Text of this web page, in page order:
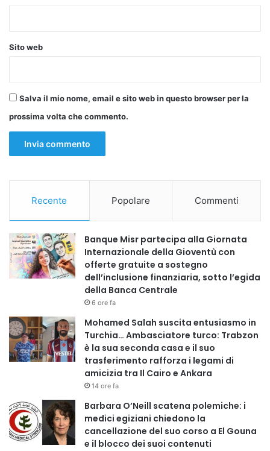
Copy URL
Sito web
Salva il mio nome, email e sito web in questo browser per la
prossima volta che commento.
Recente Popolare Commenti
Banque Misr partecipa alla Giornata
Internazionale della Gioventù con
offerte gratuite a sostegno
dell’inclusione finanziaria, sotto l’egida
della Banca Centrale
6 ore fa
Mohamed Salah suscita entusiasmo in
Turchia… Ambasciatore turco: Trabzon
è la sua seconda casa e il suo
trasferimento rafforza i legami di
amicizia tra Il Cairo e Ankara
14 ore fa
Barbara O’Neill scatena polemiche: i
medici egiziani chiedono la
cancellazione del suo corso a El Gouna
e il blocco dei suoi contenuti